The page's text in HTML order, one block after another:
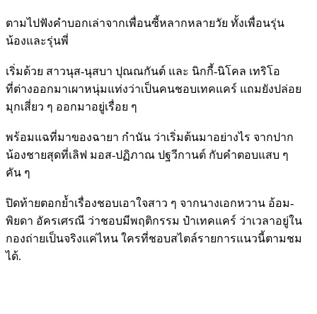
ตามไปฟังคำบอกเล่าจากเพื่อนซี้หลากหลายวัย ทั้งเพื่อนรุ่น
น้องและรุ่นพี่
เริ่มด้วย สาวนุส-นุสบา ปุณณกันต์ และ นิกกี้-นิโคล เทริโอ
ที่ต่างออกมาเผาหนุ่มแท่งว่าเป็นคนชอบเทคแคร์ แถมยังปล่อย
มุกเสี่ยว ๆ ออกมาอยู่เรื่อย ๆ
พร้อมแฉที่มาของฉายา กำนัน ว่าเริ่มต้นมาอย่างไร จากปาก
น้องชายสุดที่เลิฟ มอส-ปฏิภาณ ปฐวีกานต์ กับคำตอบแสบ ๆ
คัน ๆ
ปิดท้ายตอกย้ำเรื่องชอบเอาใจสาว ๆ จากนางเอกหวาน อ้อม-
พิยดา อัครเศรณี ว่าชอบมีพฤติกรรม ป๋าเทคแคร์ ว่าเวลาอยู่ใน
กองถ่ายเป็นจริงแค่ไหน ใครที่ชอบสไตล์รายการแนวนี้ตามชม
ได้.